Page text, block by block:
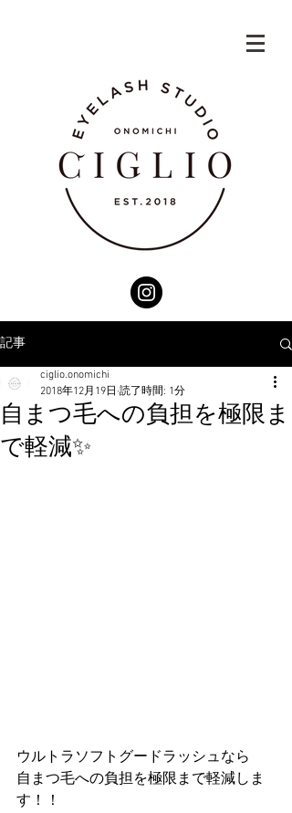
記事
自まつ毛への負担を極限ま
で軽減✨
ciglio.onomichi
2018年12月19日 読了時間: 1分
ウルトラソフトグードラッシュなら
自まつ毛への負担を極限まで軽減しま
す！！